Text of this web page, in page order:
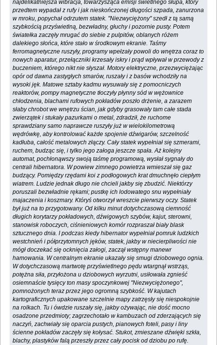
najdelikatniejsza wibracja, towarzysząca emisji świetlnego słupa, który
przedtem wypadał z rufy i jak nieskończonej długości szpada, zanurzona
w mroku, popychał odrzutem statek. "Niezwyciężony" szedł z tą samą
szybkością przyświetlną, bezwładny, głuchy i pozornie pusty. Potem
światełka zaczęły mrugać do siebie z pulpitów, oblanych różem
dalekiego słońca, które stało w środkowym ekranie. Taśmy
ferromagnetyczne ruszyły, programy wpełzały powoli do wnętrza coraz to
nowych aparatur, przełączniki krzesały iskry i prąd wpływał w przewody z
buczeniem, którego nikt nie słyszał. Motory elektryczne, przezwyciężając
opór od dawna zastygłych smarów, ruszały i z basów wchodziły na
wysoki jęk. Matowe sztaby kadmu wysuwały się z pomocniczych
reaktorów, pompy magnetyczne tłoczyły płynny sód w wężownice
chłodzenia, blachami rufowych pokładów poszło drżenie, a zarazem
słaby chrobot we wnętrzu ścian, jak gdyby grasowały tam całe stada
zwierzątek i stukały pazurkami o metal, zdradził, że ruchome
sprawdziany samo naprawcze ruszyły już w wielokilometrową
wędrówkę, aby kontrolować każde spojenie dźwigarów, szczelność
kadłuba, całość metalowych złączy. Cały statek wypełniał się szmerami,
ruchem, budząc się, i tylko jego załoga jeszcze spała. Aż kolejny
automat, pochłonąwszy swoją taśmę programową, wysłał sygnały do
centrali hibernatora. W powiew zimnego powietrza wmieszał się gaz
budzący. Pomiędzy rzędami koi z podłogowych krat dmuchnęło ciepłym
wiatrem. Ludzie jednak długo nie chcieli jakby się zbudzić. Niektórzy
poruszali bezwładnie rękami; pustkę ich lodowatego snu wypełniały
majaczenia i koszmary. Któryś otworzył wreszcie pierwszy oczy. Statek
był już na to przygotowany. Od kilku minut dotychczasową ciemność
długich korytarzy pokładowych, dźwigowych szybów, kajut, sterowni,
stanowisk roboczych, ciśnieniowych komór rozpraszał biały blask
sztucznego dnia. I podczas kiedy hibernator wypełniał pomruk ludzkich
westchnień i półprzytomnych jęków, statek, jakby w niecierpliwości nie
mógł doczekać się ocknięcia załogi, zaczął wstępny manewr
hamowania. W centralnym ekranie ukazały się smugi dziobowego ognia.
W dotychczasową martwotę przyświetlnego pędu wtargnął wstrząs,
potężna siła, przyłożona u dziobowych wyrzutni, usiłowała zgnieść
osiemnaście tysięcy ton masy spoczynkowej "Niezwyciężonego",
pomnożonych teraz przez jego ogromną szybkość. W kajutach
kartograficznych upakowane szczelnie mapy zatrzęsły się niespokojnie
na rolkach. Tu i ówdzie ruszały się, jakby ożywając, nie dość mocno
osadzone przedmioty; zagrzechotało w kambuzach od zderzających się
naczyń, zachwiały się oparcia pustych, pianowych foteli, pasy i liny
ścienne pokładów zaczęły się kołysać. Stukot, zmieszane dźwięki szkła,
blachy, plastyków falą przeszły przez cały pocisk od dziobu po rufę.